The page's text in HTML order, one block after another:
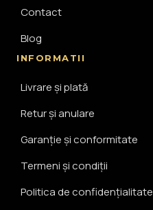
Contact
Blog
INFORMATII
Livrare și plată
Retur și anulare
Garanție și conformitate
Termeni și condiții
Politica de confidențialitate